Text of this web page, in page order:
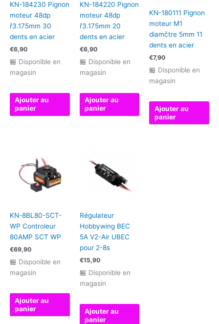
KN-184230 Pignon
moteur 48dp
ř3.175mm 30
dents en acier
€6,90
🏪 Disponible en
magasin
Ajouter au
panier
KN-184220 Pignon
moteur 48dp
ř3.175mm 20
dents en acier
€6,90
🏪 Disponible en
magasin
Ajouter au
panier
KN-180111 Pignon
moteur M1
diamčtre 5mm 11
dents en acier
€7,90
🏪 Disponible en
magasin
Ajouter au
panier
KN-8BL80-SCT-
WP Controleur
80AMP SCT WP
€69,90
🏪 Disponible en
magasin
Ajouter au
panier
Régulateur
Hobbywing BEC
5A V2-Air UBEC
pour 2-8s
€15,90
🏪 Disponible en
magasin
Ajouter au
panier